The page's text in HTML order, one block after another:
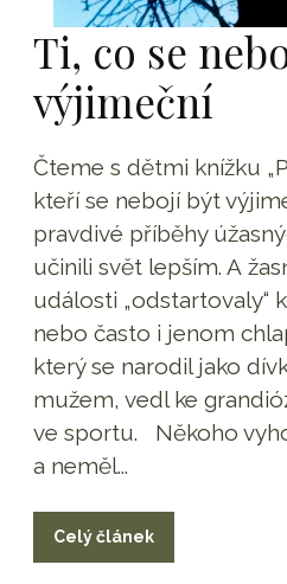
Ti, co se
výjimeční
Čteme s dětmi knížku
kteří se nebojí být
pravdivé příběhy
učinili svět lepším. A
události „odstartovaly“
nebo často i jenom
který se narodil jako
mužem, vedl ke
ve sportu. Někoho
a neměl...
Celý článek